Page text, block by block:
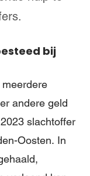
bij
andere geld
slachtoffer
Oosten. In